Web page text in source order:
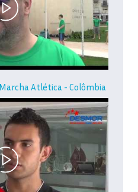
Atlética - Colômbia